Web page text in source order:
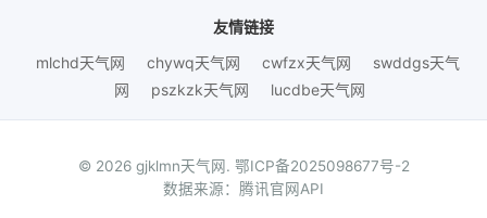
友情链接
mlchd天气网
chywq天气网 cwfzx天气网
swddgs天气
网
pszkzk天气网 lucdbe天气网
© 2026 gjklmn天气网. 鄂ICP备2025098677号-2
数据来源：腾讯官网API